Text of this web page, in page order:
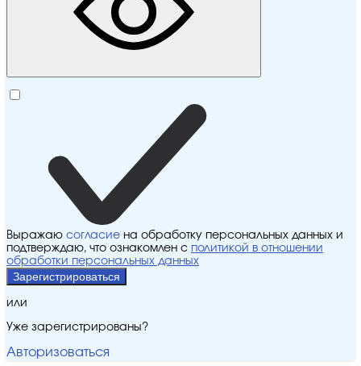
Выражаю согласие на обработку персональных данных и
подтверждаю, что ознакомлен с политикой в отношении
обработки персональных данных
Зарегистрироваться
или
Уже зарегистрированы?
Авторизоваться